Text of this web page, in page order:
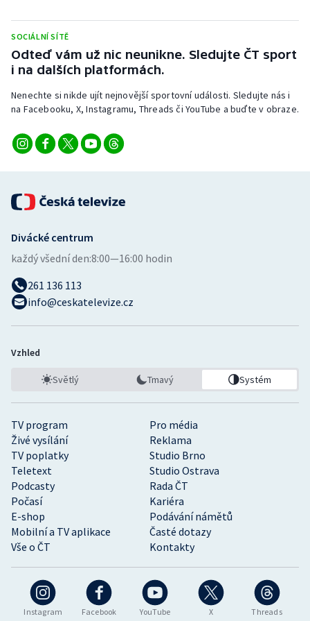
Triatlon
Veslování
Vodní slalom
Volejbal
Ostatní
SOCIÁLNÍ SÍTĚ
Odteď vám už nic neunikne. Sledujte ČT sport
i na dalších platformách.
Nenechte si nikde ujít nejnovější sportovní události. Sledujte nás i
na Facebooku, X, Instagramu, Threads či YouTube a buďte v obraze.
Instagram Facebook YouTube X Threads
TV program
Pro média
Živé vysílání
Reklama
TV poplatky
Studio Brno
Teletext
Studio Ostrava
Podcasty
Rada ČT
Počasí
Kariéra
E-shop
Podávání námětů
Mobilní a TV aplikace
Časté dotazy
Vše o ČT
Kontakty
Divácké centrum
každý všední den:8:00—16:00 hodin
261 136 113
info@ceskatelevize.cz
Vzhled
Světlý Tmavý Systém